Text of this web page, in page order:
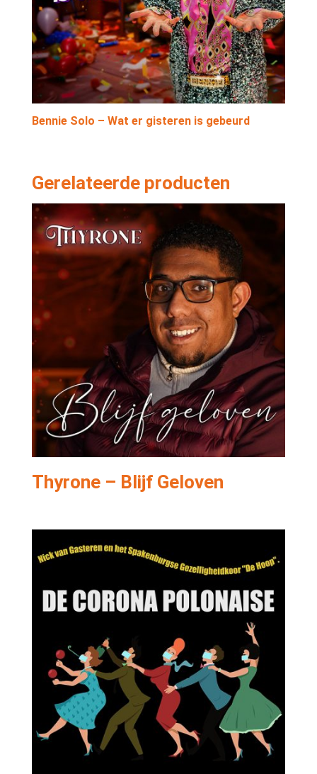
Bennie Solo – Wat er gisteren is gebeurd
Gerelateerde producten
Thyrone – Blijf Geloven